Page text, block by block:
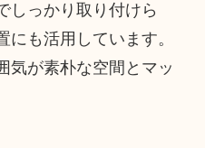
しっかり取り付けら
も活用しています。
気が素朴な空間とマッ